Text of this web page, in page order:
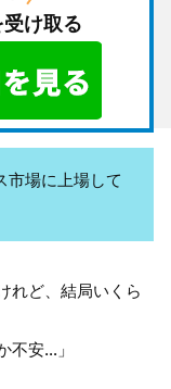
受け取る
場に上場して
れど、結局いくら
不安…」